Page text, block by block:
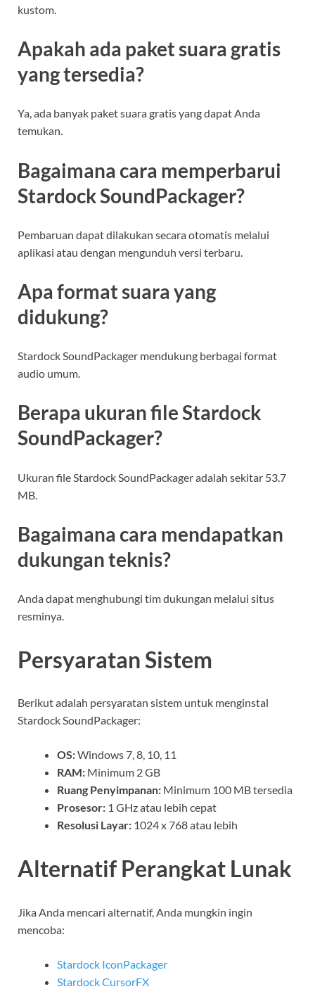
kustom.
Apakah ada paket suara gratis
yang tersedia?
Ya, ada banyak paket suara gratis yang dapat Anda
temukan.
Bagaimana cara memperbarui
Stardock SoundPackager?
Pembaruan dapat dilakukan secara otomatis melalui
aplikasi atau dengan mengunduh versi terbaru.
Apa format suara yang
didukung?
Stardock SoundPackager mendukung berbagai format
audio umum.
Berapa ukuran file Stardock
SoundPackager?
Ukuran file Stardock SoundPackager adalah sekitar 53.7
MB.
Bagaimana cara mendapatkan
dukungan teknis?
Anda dapat menghubungi tim dukungan melalui situs
resminya.
Persyaratan Sistem
Berikut adalah persyaratan sistem untuk menginstal
Stardock SoundPackager:
OS:Windows 7, 8, 10, 11
RAM: Minimum 2 GB
Ruang Penyimpanan: Minimum 100 MB tersedia
Prosesor: 1 GHz atau lebih cepat
Resolusi Layar: 1024 x 768 atau lebih
Alternatif Perangkat Lunak
Jika Anda mencari alternatif, Anda mungkin ingin
mencoba:
Stardock IconPackager
Stardock CursorFX